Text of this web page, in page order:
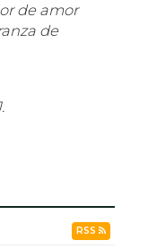
de amor
de
RSS